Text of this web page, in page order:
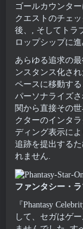
ゴールカウンタ
クエストのチェ
後、, そしてトラ
ロップシップに
あらゆる追求の
ンスタンス化さ
ペースに移動す
パーソナライズ
関から直接その
クターのインタ
ディング表示に
追跡を提出する
れません.
ファンタシー・
『Phantasy
して、セガはゲ